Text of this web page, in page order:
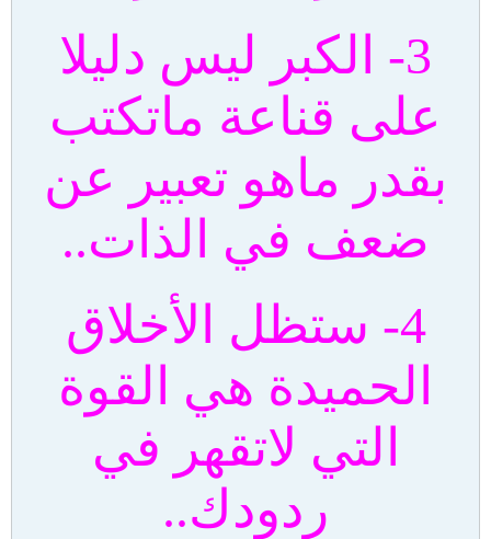
3- الكبر ليس دليلا
على قناعة ماتكتب
بقدر ماهو تعبير عن
ضعف في الذات..
4- ستظل الأخلاق
الحميدة هي القوة
التي لاتقهر في
ردودك..